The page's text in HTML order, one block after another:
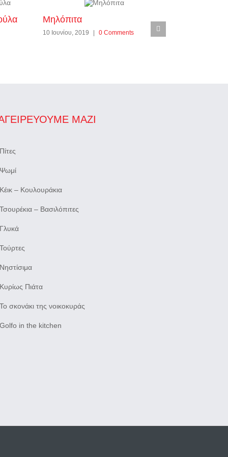
Μηλόπιτα
10 Ιουνίου, 2019 | 0 Comments
ΜΑΖΊ
Πίτες
Ψωμί
Κέικ – Κουλουράκια
Τσουρέκια – Βασιλόπιτες
Γλυκά
Τούρτες
Νηστίσιμα
Κυρίως Πιάτα
Το σκονάκι της νοικοκυράς
Golfo in the kitchen